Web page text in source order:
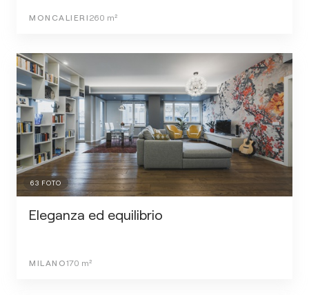
MONCALIERI 260 m²
63 FOTO
Eleganza ed equilibrio
MILANO170 m²